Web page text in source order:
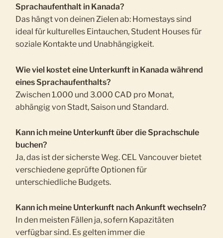
Sprachaufenthalt in Kanada?
Das hängt von deinen Zielen ab: Homestays sind
ideal für kulturelles Eintauchen, Student Houses für
soziale Kontakte und Unabhängigkeit.
Wie viel kostet eine Unterkunft in Kanada während
eines Sprachaufenthalts?
Zwischen 1.000 und 3.000 CAD pro Monat,
abhängig von Stadt, Saison und Standard.
Kann ich meine Unterkunft über die Sprachschule
buchen?
Ja, das ist der sicherste Weg. CEL Vancouver bietet
verschiedene geprüfte Optionen für
unterschiedliche Budgets.
Kann ich meine Unterkunft nach Ankunft wechseln?
In den meisten Fällen ja, sofern Kapazitäten
verfügbar sind. Es gelten immer die